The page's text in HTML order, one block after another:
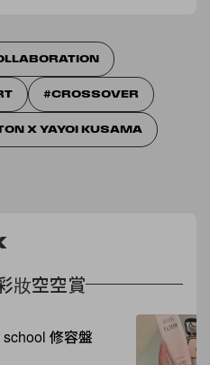
CROSSOVER
X YAYOI KUSAMA
妝空空賞
修容盤